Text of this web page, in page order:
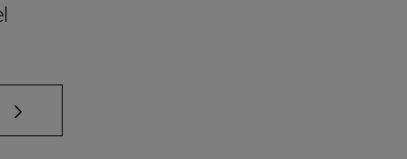
TAB para desplazarse.